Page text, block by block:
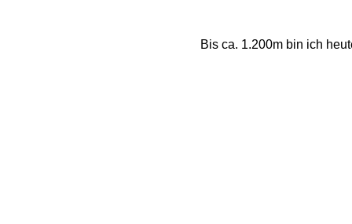
Bis ca. 1.200m bin ich